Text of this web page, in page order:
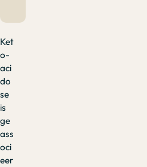
Ket
o-
aci
do
se
is
ge
ass
oci
eer